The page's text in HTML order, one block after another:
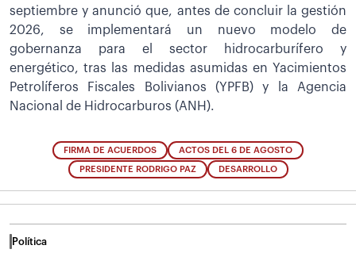
septiembre y anunció que, antes de concluir la gestión
2026, se implementará un nuevo modelo de
gobernanza para el sector hidrocarburífero y
energético, tras las medidas asumidas en Yacimientos
Petrolíferos Fiscales Bolivianos (YPFB) y la Agencia
Nacional de Hidrocarburos (ANH).
FIRMA DE ACUERDOS ACTOS DEL 6 DE AGOSTO
PRESIDENTE RODRIGO PAZ DESARROLLO
Política